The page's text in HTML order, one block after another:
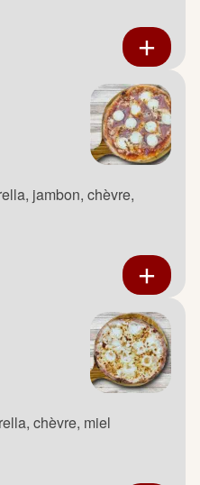
jambon, chèvre,
chèvre, miel